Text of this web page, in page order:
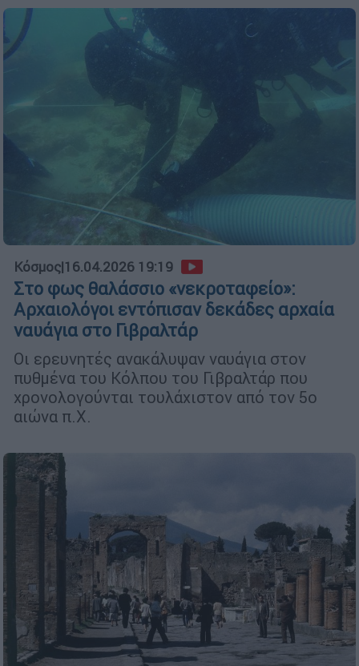
Κόσμος|16.04.2026 19:19
Στο φως θαλάσσιο «νεκροταφείο»:
Αρχαιολόγοι εντόπισαν δεκάδες αρχαία
ναυάγια στο Γιβραλτάρ
Οι ερευνητές ανακάλυψαν ναυάγια στον
πυθμένα του Κόλπου του Γιβραλτάρ που
χρονολογούνται τουλάχιστον από τον 5ο
αιώνα π.Χ.